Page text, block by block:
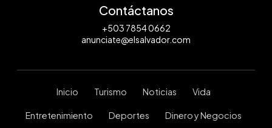
Contáctanos
+503 7854 0662
anunciate@elsalvador.com
Inicio Turismo Noticias Vida
Entretenimiento Deportes Dinero y Negocios